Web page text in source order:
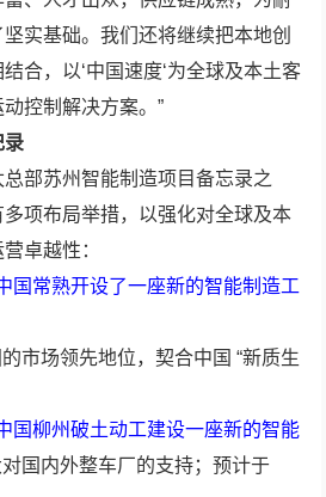
实基础。我们还将继续把本地创
合，以‘中国速度‘为全球及本土客
控制解决方案。”
录
部苏州智能制造项目备忘录之
项布局举措，以强化对全球及本
卓越性：
国常熟开设了一座新的智能制造工
市场领先地位，契合中国 “新质生
国柳州破土动工建设一座新的智能
国内外整车厂的支持；预计于